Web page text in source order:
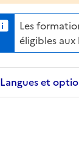
Les
éligibles aux
Langues et